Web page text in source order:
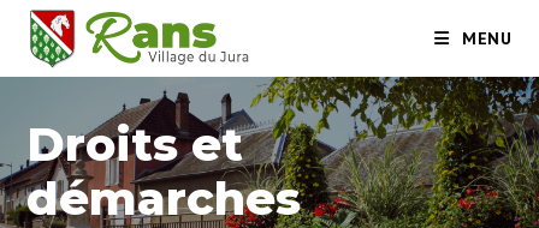
MENU
Droits et
démarches